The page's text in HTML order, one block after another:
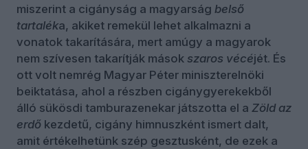
miszerint a cigányság a magyarság belső
tartaléka, akiket remekül lehet alkalmazni a
vonatok takarítására, mert amúgy a magyarok
nem szívesen takarítják mások szaros vécéjét. És
ott volt nemrég Magyar Péter miniszterelnöki
beiktatása, ahol a részben cigánygyerekekből
álló sükösdi tamburazenekar játszotta el a Zöld az
erdő kezdetű, cigány himnuszként ismert dalt,
amit értékelhetünk szép gesztusként, de ezek a